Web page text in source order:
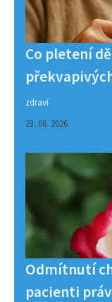
Co pletení
zdraví
23. 06. 2026
Odmítnutí
pacienti